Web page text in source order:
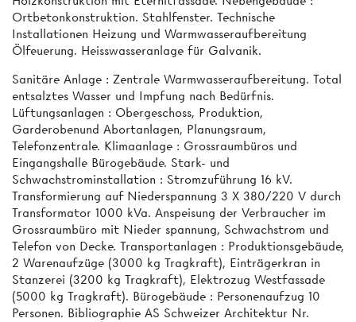
Ortbetonkonstruktion. Stahlfenster. Technische
Installationen Heizung und Warmwasseraufbereitung
Ölfeuerung. Heisswasseranlage für Galvanik.
Sanitäre Anlage : Zentrale Warmwasseraufbereitung. Total
entsalztes Wasser und Impfung nach Bedürfnis.
Lüftungsanlagen : Obergeschoss, Produktion,
Garderobenund Abortanlagen, Planungsraum,
Telefonzentrale. Klimaanlage : Grossraumbüros und
Eingangshalle Bürogebäude. Stark- und
Schwachstrominstallation : Stromzuführung 16 kV.
Transformierung auf Niederspannung 3 X 380/220 V durch
Transformator 1000 kVa. Anspeisung der Verbraucher im
Grossraumbüro mit Nieder­ spannung, Schwachstrom und
Telefon von Decke. Transportanlagen : Produktionsgebäude,
2 Warenaufzüge (3000 kg Tragkraft), Einträgerkran in
Stanzerei (3200 kg Tragkraft), Elektrozug Westfassade
(5000 kg Tragkraft). Bürogebäude : Personenaufzug 10
Personen. Bibliographie AS Schweizer Architektur Nr.